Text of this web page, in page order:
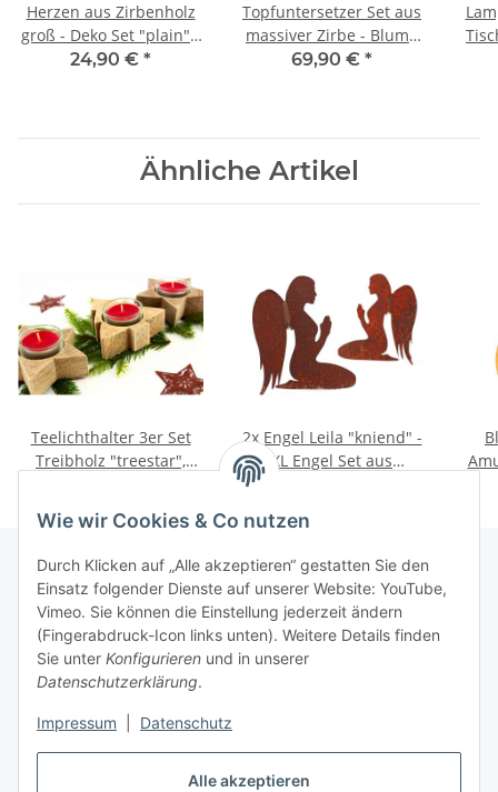
Alle akzeptieren
Wie wir Cookies & Co nutzen
Durch Klicken auf „Alle akzeptieren“ gestatten Sie den
Einsatz folgender Dienste auf unserer Website: YouTube,
Vimeo. Sie können die Einstellung jederzeit ändern
(Fingerabdruck-Icon links unten). Weitere Details finden
Sie unter Konfigurieren und in unserer
Datenschutzerklärung.
Impressum Datenschutz
Herzen aus Zirbenholz
groß - Deko Set "plain" -
3 Teilig - Duftset
24,90 € *
Topfuntersetzer Set aus
massiver Zirbe - Blume
des Lebens - Ø 21 & 18
69,90 € *
Ähnliche Artikel
Teelichthalter 3er Set
Treibholz "treestar",
Schwemmholz inkl.
Glaseinsätze
2x Engel Leila "kniend" -
XL Engel Set aus
Informationen